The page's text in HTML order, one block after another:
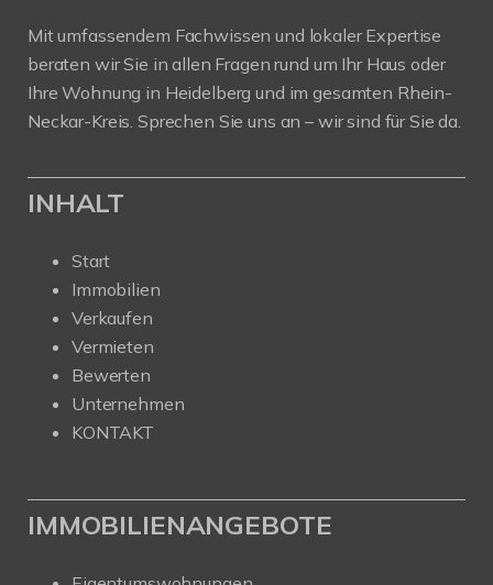
Mit umfassendem Fachwissen und lokaler Expertise
beraten wir Sie in allen Fragen rund um Ihr Haus oder
Ihre Wohnung in Heidelberg und im gesamten Rhein-
Neckar-Kreis. Sprechen Sie uns an – wir sind für Sie da.
INHALT
Start
Immobilien
Verkaufen
Vermieten
Bewerten
Unternehmen
KONTAKT
IMMOBILIENANGEBOTE